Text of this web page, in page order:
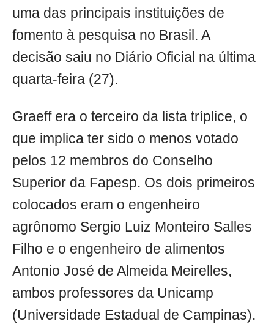
uma das principais instituições de
fomento à pesquisa no Brasil. A
decisão saiu no Diário Oficial na última
quarta-feira (27).
Graeff era o terceiro da lista tríplice, o
que implica ter sido o menos votado
pelos 12 membros do Conselho
Superior da Fapesp. Os dois primeiros
colocados eram o engenheiro
agrônomo Sergio Luiz Monteiro Salles
Filho e o engenheiro de alimentos
Antonio José de Almeida Meirelles,
ambos professores da Unicamp
(Universidade Estadual de Campinas).